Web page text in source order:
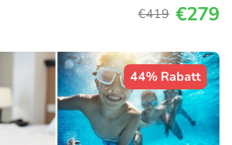
€419 €279
44% Rabatt